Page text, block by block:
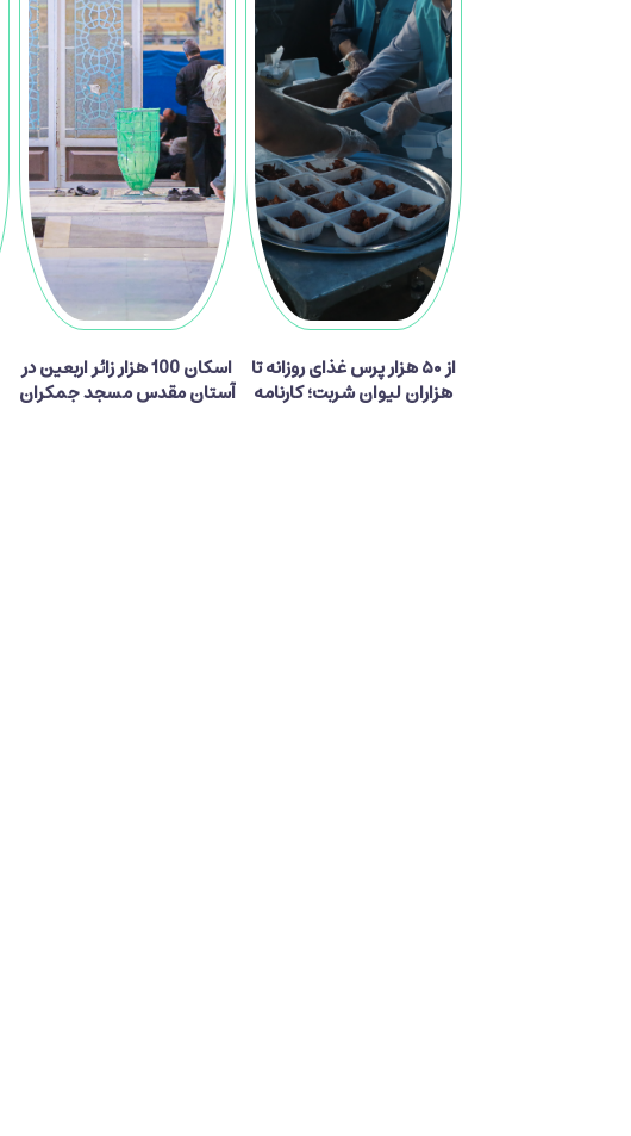
از ۵۰ هزار پرس غذای روزانه تا
هزاران لیوان شربت؛ کارنامه
اسکان 100 هزار زائر اربعین در
آستان مقدس مسجد جمکران